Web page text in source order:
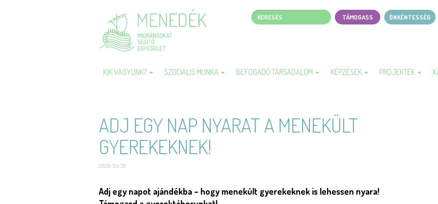
Keresés
Page
menu
TÁMOGASS ÖNKÉNTESSÉG
KIK VAGYUNK? SZOCIÁLIS MUNKA BEFOGADÓ TÁRSADALOM KÉPZÉSEK PROJEKTEK
ADJ EGY NAP NYARAT A MENEKÜLT
GYEREKEKNEK!
2026/05/29
Short
Adj egy napot ajándékba – hogy menekült gyerekeknek is lehessen nyara!